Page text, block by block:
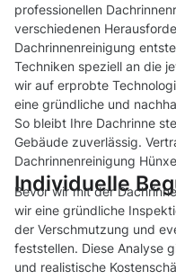
professionellen
verschiedenen
Dachrinnenreinigung
Techniken speziell an die
wir auf erprobte
eine gründliche und
So bleibt Ihre Dachrinne
Gebäude zuverlässig.
Dachrinnenreinigung
Individuelle
Bevor wir mit der
wir eine gründliche
der Verschmutzung und
feststellen. Diese Analyse
und realistische